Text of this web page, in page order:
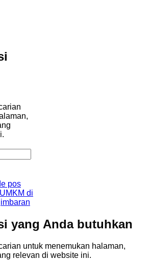
pos
UMKM di
yang Anda butuhkan
untuk menemukan halaman,
relevan di website ini.